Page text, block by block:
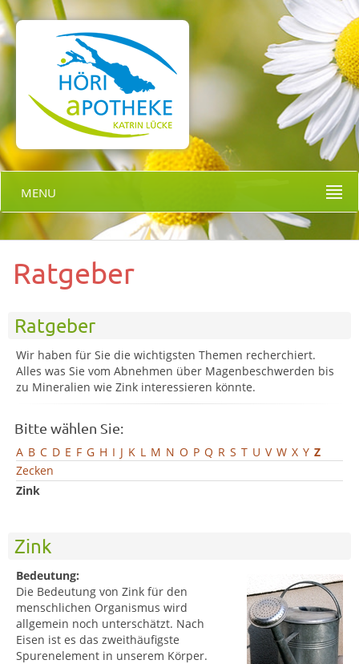
MENU
Ratgeber
Ratgeber
Wir haben für Sie die wichtigsten Themen recherchiert.
Alles was Sie vom Abnehmen über Magenbeschwerden bis
zu Mineralien wie Zink interessieren könnte.
Bitte wählen Sie:
A B C D E F G H I J K L M N O P Q R S T U V W X Y Z
Zecken
Zink
Zink
Bedeutung:
Die Bedeutung von Zink für den
menschlichen Organismus wird
allgemein noch unterschätzt. Nach
Eisen ist es das zweithäufigste
Spurenelement in unserem Körper.